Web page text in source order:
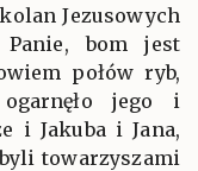
Jezusowych
bom jest
połów ryb,
jego i
i Jakuba i Jana,
towarzyszami